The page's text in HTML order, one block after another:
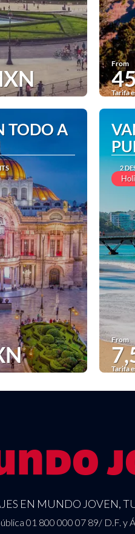
From
Tarifa
TODO A
2
From
Tarifa
EN MUNDO JOVEN,
01 800 000 07 89/ D.F.